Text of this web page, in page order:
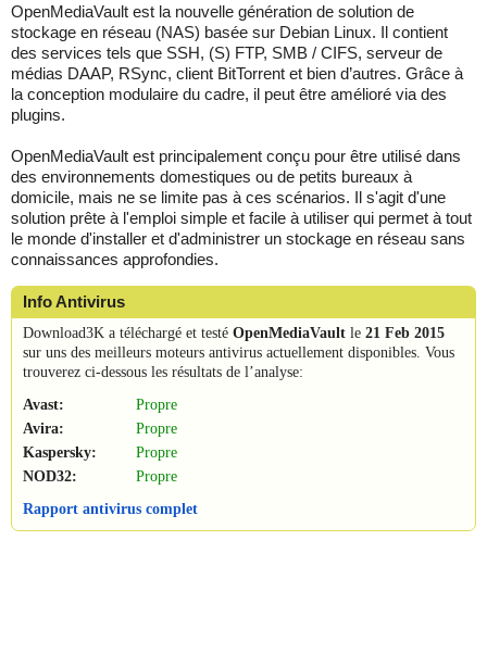
OpenMediaVault est la nouvelle génération de solution de
stockage en réseau (NAS) basée sur Debian Linux. Il contient
des services tels que SSH, (S) FTP, SMB / CIFS, serveur de
médias DAAP, RSync, client BitTorrent et bien d’autres. Grâce à
la conception modulaire du cadre, il peut être amélioré via des
plugins.
OpenMediaVault est principalement conçu pour être utilisé dans
des environnements domestiques ou de petits bureaux à
domicile, mais ne se limite pas à ces scénarios. Il s'agit d'une
solution prête à l'emploi simple et facile à utiliser qui permet à tout
le monde d'installer et d'administrer un stockage en réseau sans
connaissances approfondies.
Info Antivirus
Download3K a téléchargé et testé OpenMediaVault le 21 Feb 2015
sur uns des meilleurs moteurs antivirus actuellement disponibles. Vous
trouverez ci-dessous les résultats de l’analyse:
Avast:
Propre
Avira:
Propre
Kaspersky:
Propre
NOD32:
Propre
Rapport antivirus complet